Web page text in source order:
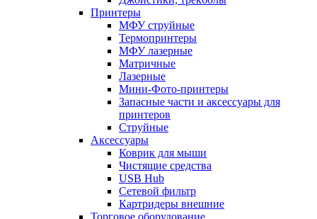
Принтеры
МФУ струйные
Термопринтеры
МФУ лазерные
Матричные
Лазерные
Мини-Фото-принтеры
Запасные части и аксессуары для
принтеров
Струйные
Аксессуары
Коврик для мыши
Чистящие средства
USB Hub
Сетевой фильтр
Картридеры внешние
Торговое оборудование